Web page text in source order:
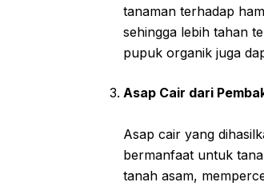
tanaman terhadap
sehingga lebih tahan
pupuk organik juga
Asap Cair dari
Asap cair yang
bermanfaat untuk
tanah asam,